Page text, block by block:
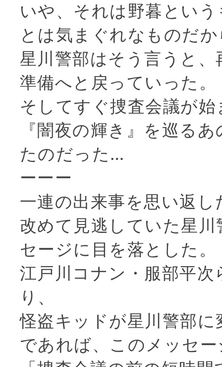
いや、それは野暮とい
とは気まぐれなものだ
星川警部はそう言うと、
準備へと戻っていった。
そしてすぐ捜査会議が
『闇夜の輝き』を巡る
たのだった…
ーーー
一連の出来事を思い返
改めて見逃していた星
セージに目を落とした。
江戸川コナン・服部平
り、
怪盗キッドが星川警部
であれば、このメッセ